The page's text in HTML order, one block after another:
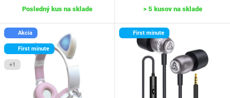
Posledný kus na sklade > 5 kusov na sklade
Akcia
First minute
+1
First minute